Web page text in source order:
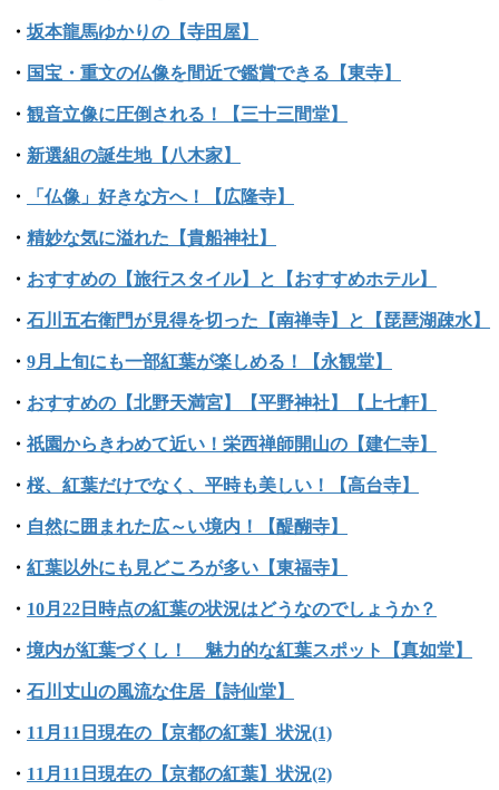
・ 坂本龍馬ゆかりの【寺田屋】
・ 国宝・重文の仏像を間近で鑑賞できる【東寺】
・ 観音立像に圧倒される！【三十三間堂】
・ 新選組の誕生地【八木家】
・ 「仏像」好きな方へ！【広隆寺】
・ 精妙な気に溢れた【貴船神社】
・ おすすめの【旅行スタイル】と【おすすめホテル】
・ 石川五右衛門が見得を切った【南禅寺】と【琵琶湖疎水】
・ 9月上旬にも一部紅葉が楽しめる！【永観堂】
・ おすすめの【北野天満宮】【平野神社】【上七軒】
・ 祇園からきわめて近い！栄西禅師開山の【建仁寺】
・ 桜、紅葉だけでなく、平時も美しい！【高台寺】
・ 自然に囲まれた広～い境内！【醍醐寺】
・ 紅葉以外にも見どころが多い【東福寺】
・ 10月22日時点の紅葉の状況はどうなのでしょうか？
・ 境内が紅葉づくし！ 魅力的な紅葉スポット【真如堂】
・ 石川丈山の風流な住居【詩仙堂】
・ 11月11日現在の【京都の紅葉】状況(1)
・ 11月11日現在の【京都の紅葉】状況(2)